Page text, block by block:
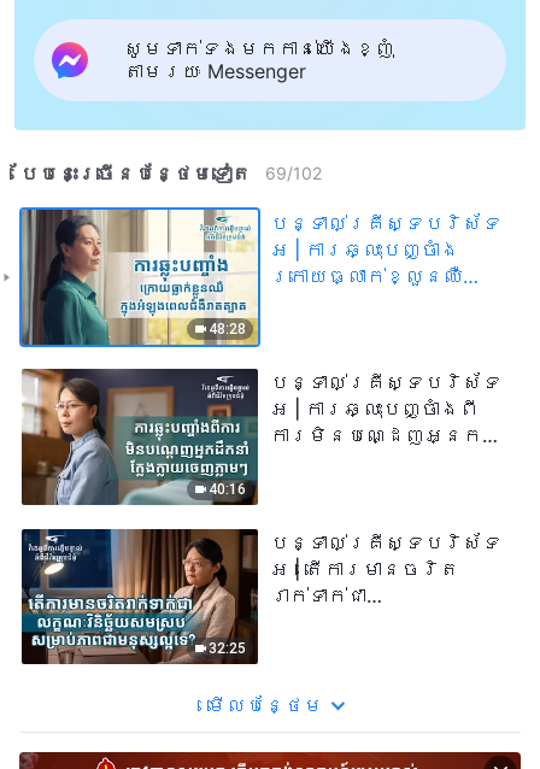
សូមទាក់ទងមកកាន់យើងខ្ញុំ
តាមរយៈ Messenger
បែបនេះ​ច្រើនបន្ថែម​ទៀត​ 69/102
48:28
បន្ទាល់គ្រីស្ទបរិស័ទ
អ | ការឆ្លុះបញ្ចាំង
ក្រោយធ្លាក់ខ្លួនឈឺ
40:16
បន្ទាល់គ្រីស្ទបរិស័ទ
អ | ការឆ្លុះបញ្ចាំងពី
ការមិនបណ្ដេញអ្នក
32:25
បន្ទាល់គ្រីស្ទបរិស័ទ
អ | តើការមានចរិត
រាក់ទាក់ជា
មើល​​បន្ថែម​